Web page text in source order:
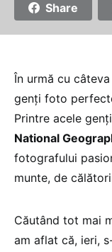
Share
În urmă cu
genți foto
Printre acele
National
fotografului
munte, de
Căutând tot mai
am aflat că, ieri,